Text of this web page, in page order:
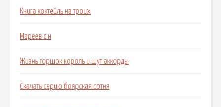
Книга коктейль на троих
Мареев с н
Жизнь горшок король и шут аккорды
Скачать серию боярская сотня